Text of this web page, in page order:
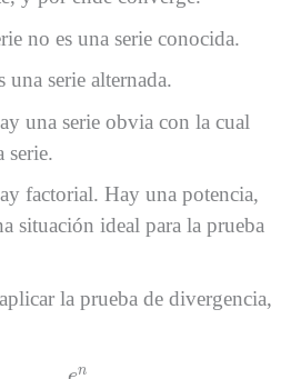
no es una serie conocida.
una serie alternada.
una serie obvia con la cual
serie.
factorial. Hay una potencia,
situación ideal para la prueba
la prueba de divergencia,
n
→∞